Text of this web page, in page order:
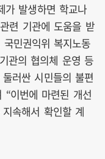
가 발생하면 학교나
련 기관에 도움을 받
민권익위 복지노동
관의 협의체 운영 등
러싼 시민들의 불편
이번에 마련된 개선
속해서 확인할 계